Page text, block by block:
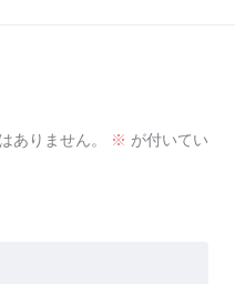
ありません。 ※ が付いてい